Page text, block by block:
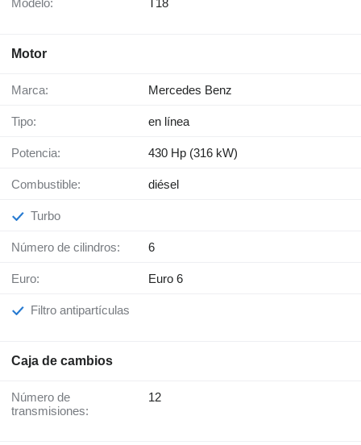
Motor
Marca: Mercedes Benz
Tipo: en línea
Potencia: 430 Hp (316 kW)
Combustible: diésel
Turbo
Número de cilindros: 6
Euro: Euro 6
Filtro antipartículas
Caja de cambios
Número de
transmisiones:
12